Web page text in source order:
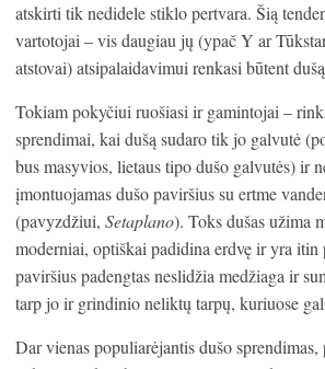
atskirti tik nedidele stiklo pertvara. Šią
vartotojai – vis daugiau jų (ypač Y ar
atstovai) atsipalaidavimui renkasi būtent
Tokiam pokyčiui ruošiasi ir gamintojai –
sprendimai, kai dušą sudaro tik jo galvutė
bus masyvios, lietaus tipo dušo galvutės) ir
įmontuojamas dušo paviršius su ertme
(pavyzdžiui, Setaplano). Toks dušas užima
moderniai, optiškai padidina erdvę ir yra itin
paviršius padengtas neslidžia medžiaga ir
tarp jo ir grindinio neliktų tarpų, kuriuose
Dar vienas populiarėjantis dušo sprendimas,